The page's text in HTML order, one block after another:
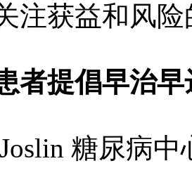
注获益和风
提倡早治早
糖尿病中